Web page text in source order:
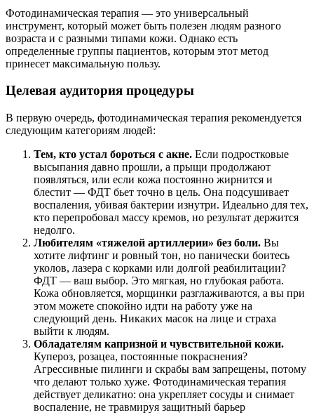
Фотодинамическая терапия — это универсальный
инструмент, который может быть полезен людям разного
возраста и с разными типами кожи. Однако есть
определенные группы пациентов, которым этот метод
принесет максимальную пользу.
Целевая аудитория процедуры
В первую очередь, фотодинамическая терапия рекомендуется
следующим категориям людей:
Тем, кто устал бороться с акне. Если подростковые
высыпания давно прошли, а прыщи продолжают
появляться, или если кожа постоянно жирнится и
блестит — ФДТ бьет точно в цель. Она подсушивает
воспаления, убивая бактерии изнутри. Идеально для тех,
кто перепробовал массу кремов, но результат держится
недолго.
Любителям «тяжелой артиллерии» без боли. Вы
хотите лифтинг и ровный тон, но панически боитесь
уколов, лазера с корками или долгой реабилитации?
ФДТ — ваш выбор. Это мягкая, но глубокая работа.
Кожа обновляется, морщинки разглаживаются, а вы при
этом можете спокойно идти на работу уже на
следующий день. Никаких масок на лице и страха
выйти к людям.
Обладателям капризной и чувствительной кожи.
Купероз, розацеа, постоянные покраснения?
Агрессивные пилинги и скрабы вам запрещены, потому
что делают только хуже. Фотодинамическая терапия
действует деликатно: она укрепляет сосуды и снимает
воспаление, не травмируя защитный барьер